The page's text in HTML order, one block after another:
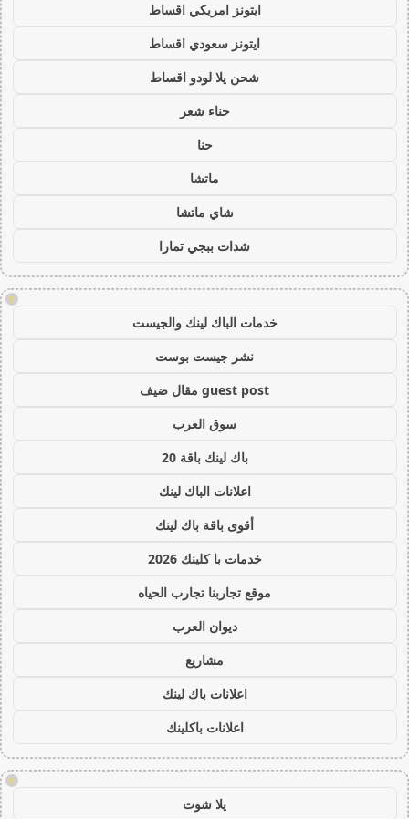
ايتونز امريكي اقساط
ايتونز سعودي اقساط
شحن يلا لودو اقساط
حناء شعر
حنا
ماتشا
شاي ماتشا
شدات ببجي تمارا
!
خدمات الباك لينك والجيست
نشر جيست بوست
guest post مقال ضيف
سوق العرب
باك لينك باقة 20
اعلانات الباك لينك
أقوى باقة باك لينك
خدمات با كلينك 2026
موقع تجاربنا تجارب الحياه
ديوان العرب
مشاريع
اعلانات باك لينك
اعلانات باكلينك
!
يلا شوت